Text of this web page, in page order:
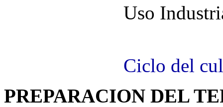
Uso
Ciclo del
PREPARACION DEL